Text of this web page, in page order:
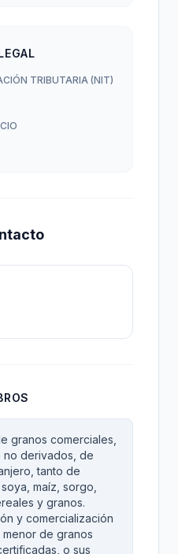
TRIBUTARIA (NIT)
granos comerciales,
no derivados, de
tanto de
maíz, sorgo,
y granos.
y comercialización
de granos
o sus